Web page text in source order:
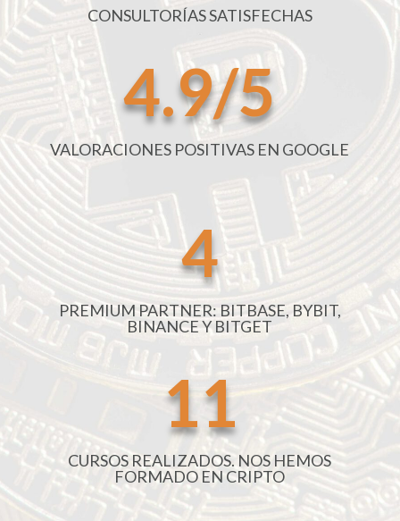
CONSULTORÍAS SATISFECHAS
4.9/5
VALORACIONES POSITIVAS EN GOOGLE
4
PREMIUM PARTNER: BITBASE, BYBIT,
BINANCE Y BITGET
11
CURSOS REALIZADOS. NOS HEMOS
FORMADO EN CRIPTO